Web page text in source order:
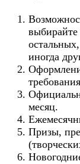
иногда
месяц.
Призы,